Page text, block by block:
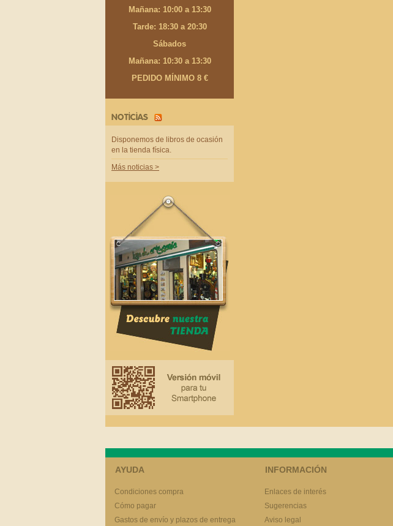
Mañana: 10:00 a 13:30
Tarde: 18:30 a 20:30
Sábados
Mañana: 10:30 a 13:30
PEDIDO MÍNIMO 8 €
NOTICIAS
Disponemos de libros de ocasión
en la tienda física.
Más noticias >
AYUDA
Condiciones compra
Cómo pagar
Gastos de envío y plazos de entrega
INFORMACIÓN
Enlaces de interés
Sugerencias
Aviso legal